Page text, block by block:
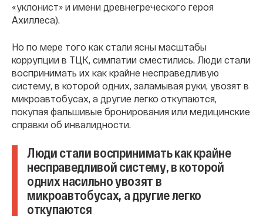
«уклонист» и имени древнегреческого героя
Ахиллеса).
Но по мере того как стали ясны масштабы
коррупции в ТЦК, симпатии сместились. Люди стали
воспринимать их как крайне несправедливую
систему, в которой одних, заламывая руки, увозят в
микроавтобусах, а другие легко откупаются,
покупая фальшивые бронирования или медицинские
справки об инвалидности.
Люди стали воспринимать как крайне
несправедливой систему, в которой
одних насильно увозят в
микроавтобусах, а другие легко
откупаются